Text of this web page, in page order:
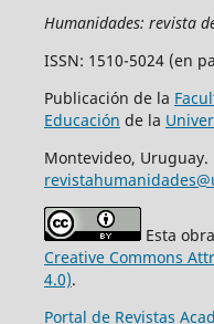
Humanidades: revista
ISSN: 1510-5024 (en
Publicación de la
Educación de la
Montevideo, Uruguay.
Esta
Creative Commons
4.0).
Portal de Revistas